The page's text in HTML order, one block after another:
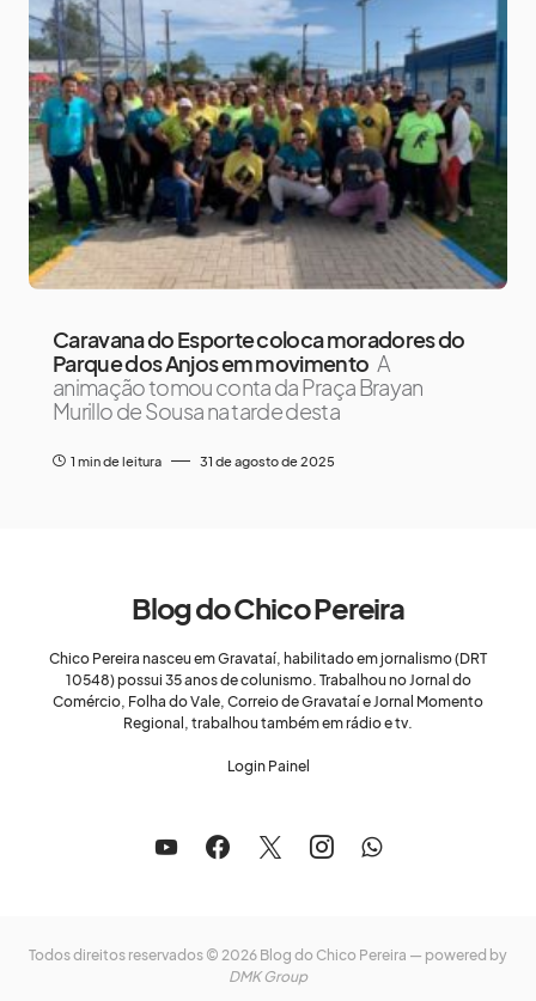
Caravana do Esporte coloca moradores do
Parque dos Anjos em movimento A
animação tomou conta da Praça Brayan
Murillo de Sousa na tarde desta
1 min de leitura 31 de agosto de 2025
Blog do Chico Pereira
Chico Pereira nasceu em Gravataí, habilitado em jornalismo (DRT
10548) possui 35 anos de colunismo. Trabalhou no Jornal do
Comércio, Folha do Vale, Correio de Gravataí e Jornal Momento
Regional, trabalhou também em rádio e tv.
Login Painel
Todos direitos reservados © 2026 Blog do Chico Pereira — powered by
DMK Group